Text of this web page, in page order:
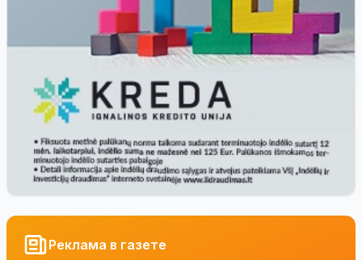
Реклама в газете